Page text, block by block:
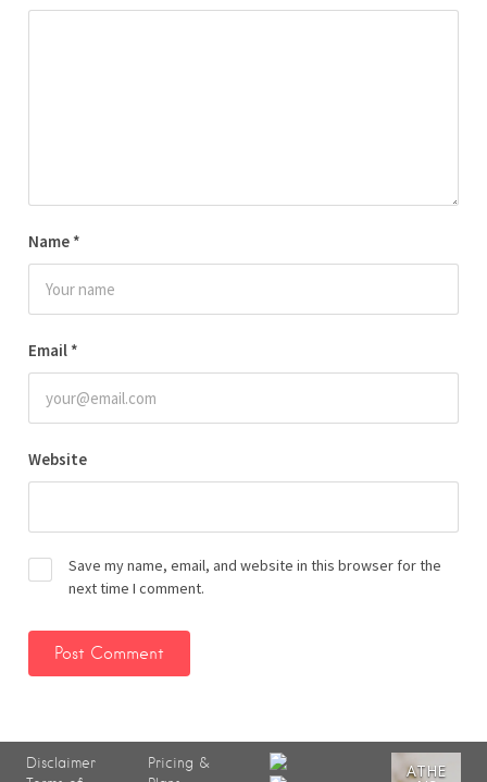
Name *
Email *
Website
Save my name, email, and website in this browser for the
next time I comment.
Disclaimer
Pricing &
ATHE